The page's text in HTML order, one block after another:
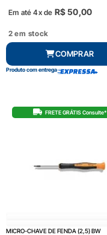
Em até 4x de R$50,00
2 em stock
COMPRAR
Produto com entrega
FRETE GRÁTIS Consulte*
MICRO-CHAVE DE FENDA (2,5) BW